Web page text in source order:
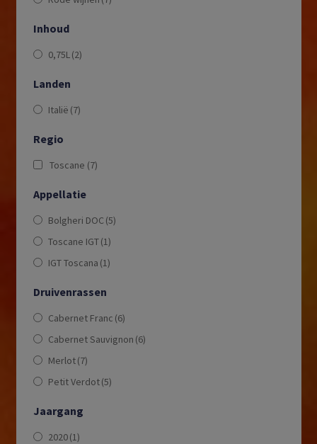
Inhoud
0,75L (2)
Landen
Italië (7)
Regio
Toscane (7)
Appellatie
Bolgheri DOC (5)
Toscane IGT(1)
IGT Toscana (1)
Druivenrassen
Cabernet Franc (6)
Cabernet Sauvignon (6)
Merlot(7)
Petit Verdot(5)
Jaargang
2020(1)